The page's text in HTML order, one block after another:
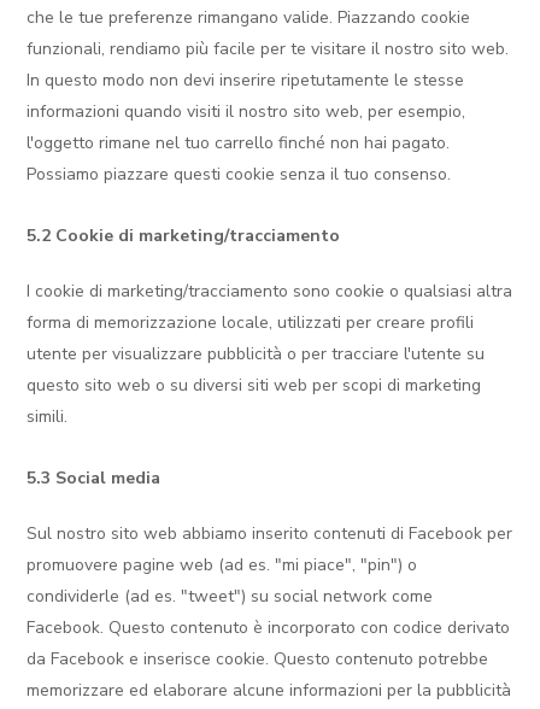
che le tue preferenze rimangano valide. Piazzando cookie
funzionali, rendiamo più facile per te visitare il nostro sito web.
In questo modo non devi inserire ripetutamente le stesse
informazioni quando visiti il nostro sito web, per esempio,
l'oggetto rimane nel tuo carrello finché non hai pagato.
Possiamo piazzare questi cookie senza il tuo consenso.
5.2 Cookie di marketing/tracciamento
I cookie di marketing/tracciamento sono cookie o qualsiasi altra
forma di memorizzazione locale, utilizzati per creare profili
utente per visualizzare pubblicità o per tracciare l'utente su
questo sito web o su diversi siti web per scopi di marketing
simili.
5.3 Social media
Sul nostro sito web abbiamo inserito contenuti di Facebook per
promuovere pagine web (ad es. "mi piace", "pin") o
condividerle (ad es. "tweet") su social network come
Facebook. Questo contenuto è incorporato con codice derivato
da Facebook e inserisce cookie. Questo contenuto potrebbe
memorizzare ed elaborare alcune informazioni per la pubblicità